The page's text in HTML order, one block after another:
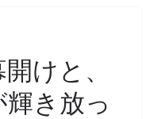
けと、
き放っ